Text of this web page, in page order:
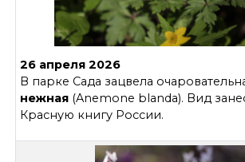
26 апреля 2026
В парке Сада зацвела
нежная (Anemone blanda). Вид
Красную книгу России.